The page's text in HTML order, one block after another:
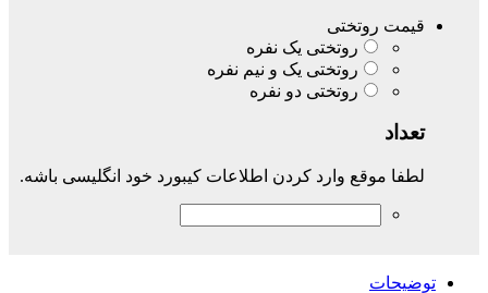
قیمت روتختی
روتختی یک نفره
روتختی یک و نیم نفره
روتختی دو نفره
تعداد
لطفا موقع وارد کردن اطلاعات کیبورد خود انگلیسی باشه.
توضیحات